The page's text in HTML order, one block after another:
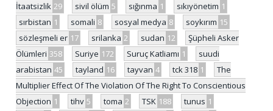
İtaatsizlik 29 sivil ölüm 5 sığınma 1 sıkıyönetim 1
sırbistan 1 somali 8 sosyal medya 8 soykırım 15
sözleşmeli er 17 srilanka 2 sudan 12
Şüpheli Asker
Ölümleri 358 Suriye 172 Suruç Katliamı 1
suudi
arabistan 45 tayland 16 tayvan 4 tck 318 1
The
Multiplier Effect Of The Violation Of The Right To Conscientious
Objection 1 tihv 5 toma 2 TSK 188 tunus 1